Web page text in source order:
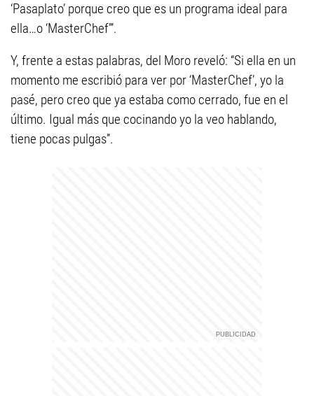
‘Pasaplato’ porque creo que es un programa ideal para
ella…o ‘MasterChef’”.
Y, frente a estas palabras, del Moro reveló: “Si ella en un
momento me escribió para ver por ‘MasterChef’, yo la
pasé, pero creo que ya estaba como cerrado, fue en el
último. Igual más que cocinando yo la veo hablando,
tiene pocas pulgas”.